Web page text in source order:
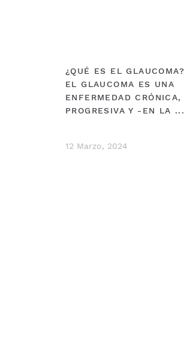
¿QUÉ ES EL GLAUCOMA?
EL GLAUCOMA ES UNA
ENFERMEDAD CRÓNICA,
PROGRESIVA Y -EN LA ...
12 Marzo, 2024